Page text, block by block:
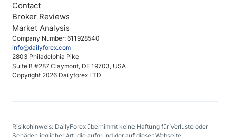
Company Number: 611928540
info@dailyforex.com
2803 Philadelphia Pike
Suite B #287 Claymont, DE 19703, USA
Copyright 2026 Dailyforex LTD
Contact
Broker Reviews
Market Analysis
Risikohinweis: DailyForex übernimmt keine Haftung für Verluste oder